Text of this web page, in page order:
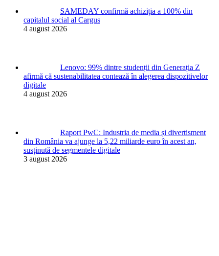
SAMEDAY confirmă achiziția a 100% din
capitalul social al Cargus
4 august 2026
Lenovo: 99% dintre studenții din Generația Z
afirmă că sustenabilitatea contează în alegerea dispozitivelor
digitale
4 august 2026
Raport PwC: Industria de media și divertisment
din România va ajunge la 5,22 miliarde euro în acest an,
susținută de segmentele digitale
3 august 2026